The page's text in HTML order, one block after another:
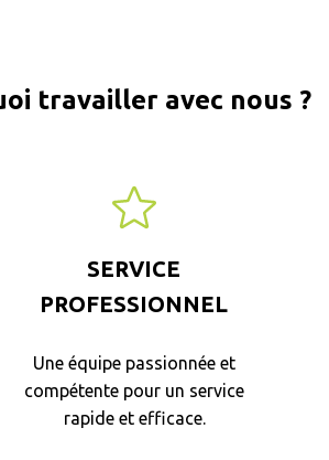
travailler avec nous ?
SERVICE
PROFESSIONNEL
Une équipe passionnée et
compétente pour un service
rapide et efficace.